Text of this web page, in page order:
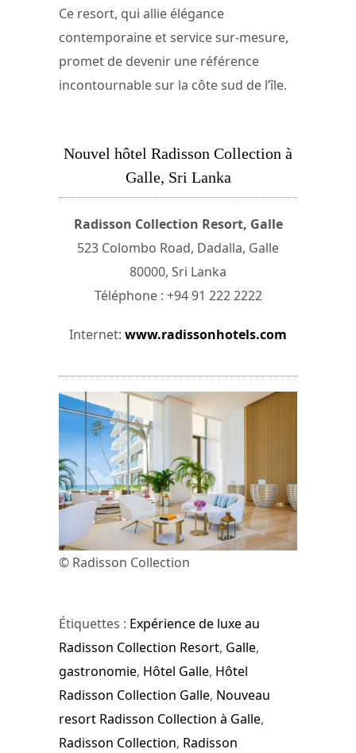
Ce resort, qui allie élégance
contemporaine et service sur-mesure,
promet de devenir une référence
incontournable sur la côte sud de l’île.
Nouvel hôtel Radisson Collection à
Galle, Sri Lanka
Radisson Collection Resort, Galle
523 Colombo Road, Dadalla, Galle
80000, Sri Lanka
Téléphone : +94 91 222 2222
Internet: www.radissonhotels.com
© Radisson Collection
Étiquettes : Expérience de luxe au
Radisson Collection Resort, Galle,
gastronomie, Hôtel Galle, Hôtel
Radisson Collection Galle, Nouveau
resort Radisson Collection à Galle,
Radisson Collection, Radisson